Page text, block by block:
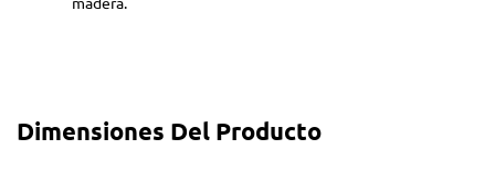
Dimensiones Del Producto